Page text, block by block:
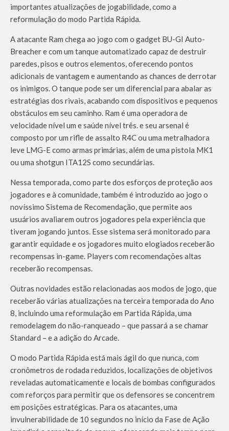
importantes atualizações de jogabilidade, como a
reformulação do modo Partida Rápida.
A atacante Ram chega ao jogo com o gadget BU-GI Auto-
Breacher e com um tanque automatizado capaz de destruir
paredes, pisos e outros elementos, oferecendo pontos
adicionais de vantagem e aumentando as chances de derrotar
os inimigos. O tanque pode ser um diferencial para abalar as
estratégias dos rivais, acabando com dispositivos e pequenos
obstáculos em seu caminho. Ram é uma operadora de
velocidade nível um e saúde nível três. e seu arsenal é
composto por um rifle de assalto R4C ou uma metralhadora
leve LMG-E como armas primárias, além de uma pistola MK1
ou uma shotgun ITA12S como secundárias.
Nessa temporada, como parte dos esforços de proteção aos
jogadores e à comunidade, também é introduzido ao jogo o
novíssimo Sistema de Recomendação, que permite aos
usuários avaliarem outros jogadores pela experiência que
tiveram jogando juntos. Esse sistema será monitorado para
garantir equidade e os jogadores muito elogiados receberão
recompensas in-game. Players com recomendações altas
receberão recompensas.
Outras novidades estão relacionadas aos modos de jogo, que
receberão várias atualizações na terceira temporada do Ano
8, incluindo uma reformulação em Partida Rápida, uma
remodelagem do não-ranqueado – que passará a se chamar
Standard – e a adição do Arcade.
O modo Partida Rápida está mais ágil do que nunca, com
cronômetros de rodada reduzidos, localizações de objetivos
reveladas automaticamente e locais de bombas configurados
com reforços para permitir que os defensores se concentrem
em posições estratégicas. Para os atacantes, uma
invulnerabilidade de 10 segundos no início da Fase de Ação